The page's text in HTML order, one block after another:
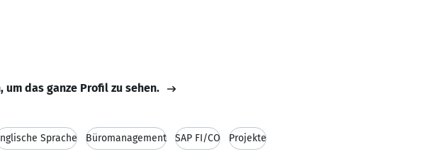
um das ganze Profil zu sehen.
Sprache Büromanagement SAP FI/CO Projekte